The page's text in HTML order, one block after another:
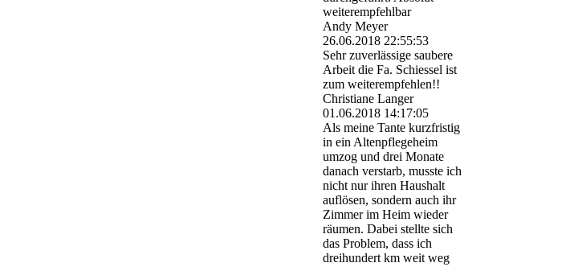
weiterempfehlbar
Andy Meyer
26.06.2018 22:55:53
Sehr zuverlässige saubere
Arbeit die Fa. Schiessel ist
zum weiterempfehlen!!
Christiane Langer
01.06.2018 14:17:05
Als meine Tante kurzfristig
in ein Altenpflegeheim
umzog und drei Monate
danach verstarb, musste ich
nicht nur ihren Haushalt
auflösen, sondern auch ihr
Zimmer im Heim wieder
räumen. Dabei stellte sich
das Problem, dass ich
dreihundert km weit weg